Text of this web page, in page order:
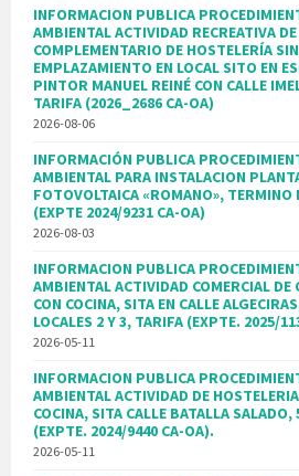
INFORMACION PUBLICA
AMBIENTAL ACTIVIDAD RECREATIVA
COMPLEMENTARIO DE HOSTELERÍA
EMPLAZAMIENTO EN LOCAL SITO EN
PINTOR MANUEL REINÉ CON CALLE
TARIFA (2026_2686 CA-OA)
2026-08-06
INFORMACIÓN PUBLICA
AMBIENTAL PARA INSTALACION
FOTOVOLTAICA «ROMANO», TERMINO
(EXPTE 2024/9231 CA-OA)
2026-08-03
INFORMACION PUBLICA
AMBIENTAL ACTIVIDAD COMERCIAL DE
CON COCINA, SITA EN CALLE
LOCALES 2 Y 3, TARIFA (EXPTE. 2025/
2026-05-11
INFORMACION PUBLICA
AMBIENTAL ACTIVIDAD DE
COCINA, SITA CALLE BATALLA
(EXPTE. 2024/9440 CA-OA).
2026-05-11